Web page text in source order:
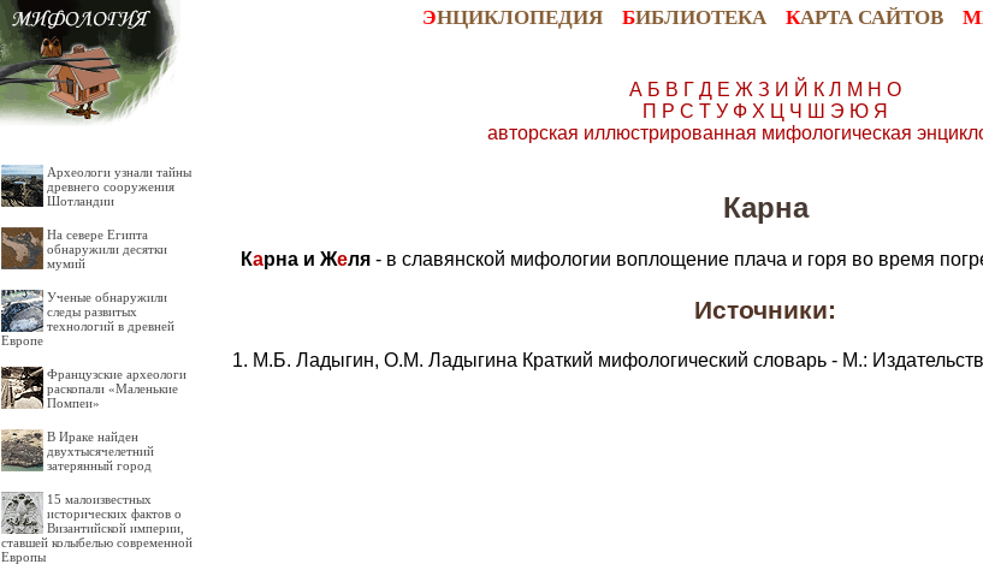
ЭНЦИКЛОПЕДИЯ БИБЛИОТЕКА КАРТА САЙТОВ М
Археологи узнали тайны
древнего сооружения
Шотландии
На севере Египта
обнаружили десятки
мумий
Ученые обнаружили
следы развитых
технологий в древней
Европе
Французские археологи
раскопали «Маленькие
Помпеи»
В Ираке найден
двухтысячелетний
затерянный город
15 малоизвестных
исторических фактов о
Византийской империи,
ставшей колыбелью современной
Европы
А Б В Г Д Е Ж З И Й К Л М Н О
П Р С Т У Ф Х Ц Ч Ш Э Ю Я
авторская иллюстрированная мифологическая
Карна
Карна и Желя - в славянской мифологии воплощение плача и горя во время
Источники:
М.Б. Ладыгин, О.М. Ладыгина Краткий мифологический словарь - М.: